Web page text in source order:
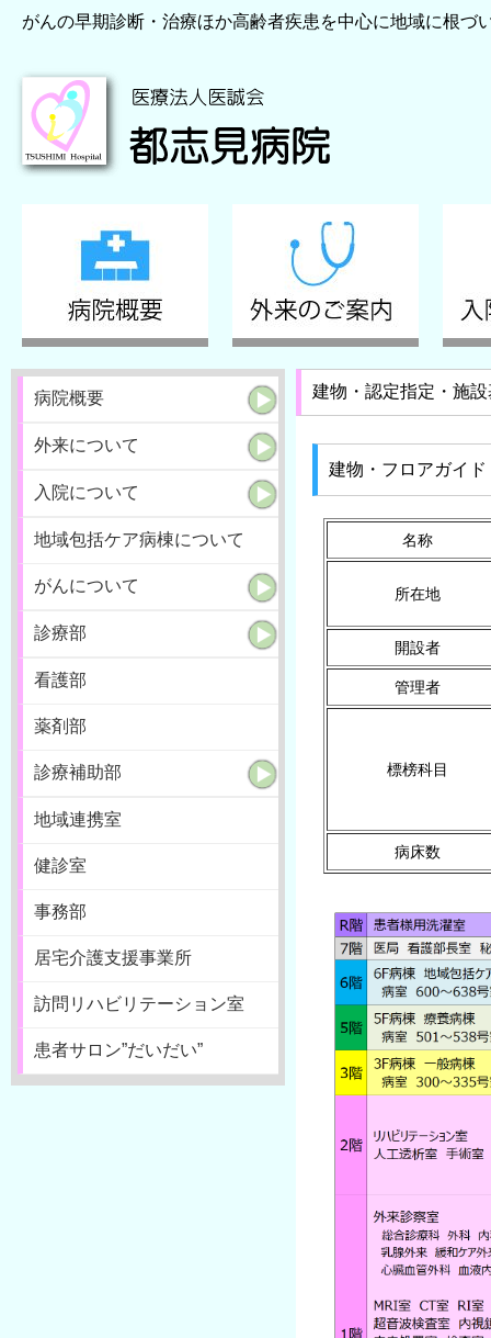
がんの早期診断・治療ほか高齢者疾患を中心に地域に根づ
病院概要
外来について
入院について
地域包括ケア病棟について
がんについて
診療部
看護部
薬剤部
診療補助部
地域連携室
健診室
事務部
居宅介護支援事業所
訪問リハビリテーション室
患者サロン”だいだい”
建物・認定指定・施
建物・フロアガイド
名称
所在地
開設者
管理者
標榜科目
病床数